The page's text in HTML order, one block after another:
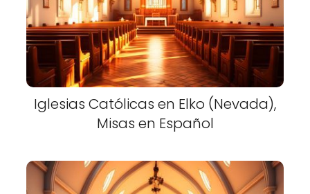
Iglesias Católicas en Elko (Nevada),
Misas en Español